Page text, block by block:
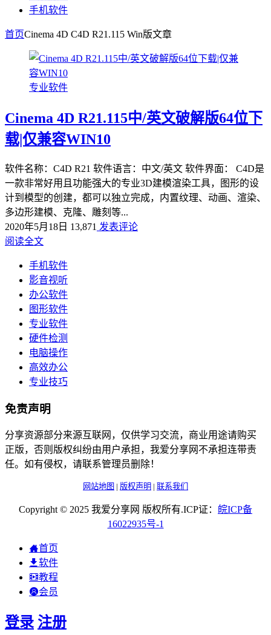
手机软件
首页Cinema 4D C4D R21.115 Win版文章
专业软件
Cinema 4D R21.115中/英文破解版64位下
载|仅兼容WIN10
软件名称：C4D R21 软件语言：中文/英文 软件界面： C4D是
一款非常好用且功能强大的专业3D建模渲染工具，图形的设
计到模型的创建，都可以独立完成，内置纹理、动画、渲染、
多边形建模、克隆、雕刻等...
2020年5月18日 13,871 发表评论
阅读全文
手机软件
影音视听
办公软件
图形软件
专业软件
硬件检测
电脑操作
高效办公
专业技巧
免责声明
分享资源部分来源互联网，仅供学习交流，商业用途请购买
正版，否则版权纠纷由用户承担，我爱分享网不承担连带责
任。如有侵权，请联系管理员删除！
网站地图 | 版权声明 | 联系我们
Copyright © 2025 我爱分享网 版权所有.ICP证： 皖ICP备
16022935号-1
首页
软件
教程
会员
登录 注册